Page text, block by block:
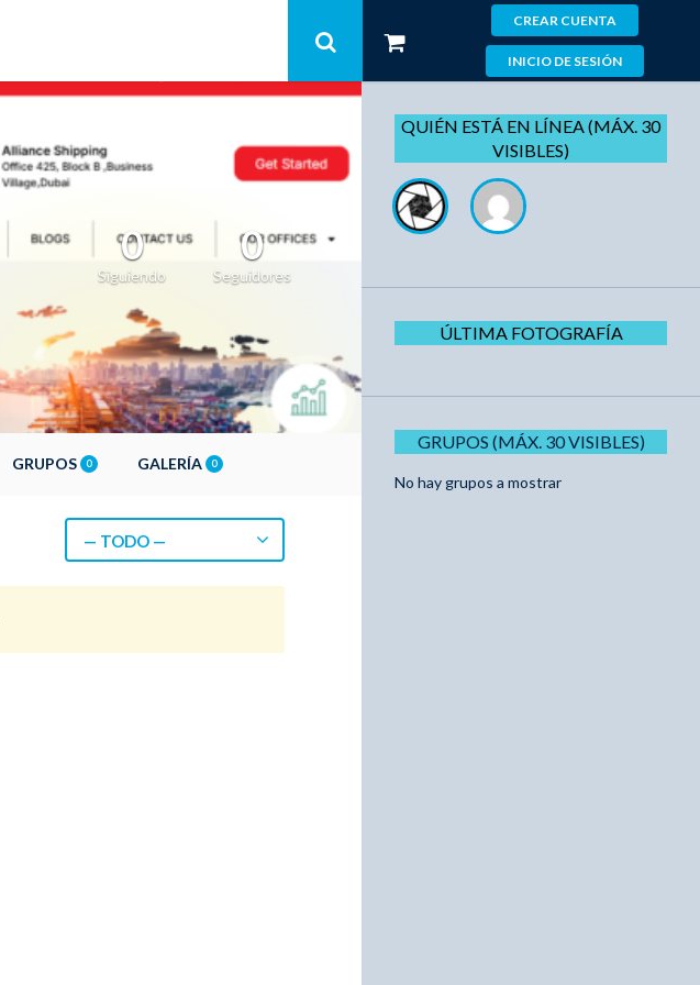
CREAR CUENTA
INICIO DE SESIÓN
0
Siguiendo
0
Seguidores
GRUPOS 0 GALERÍA 0
— TODO —
QUIÉN ESTÁ EN LÍNEA (MÁX. 30
VISIBLES)
ÚLTIMA FOTOGRAFÍA
GRUPOS (MÁX. 30 VISIBLES)
No hay grupos a mostrar